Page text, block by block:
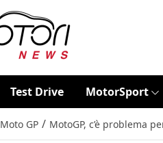
Test Drive MotorSport
Moto GP / MotoGP, c’è problema